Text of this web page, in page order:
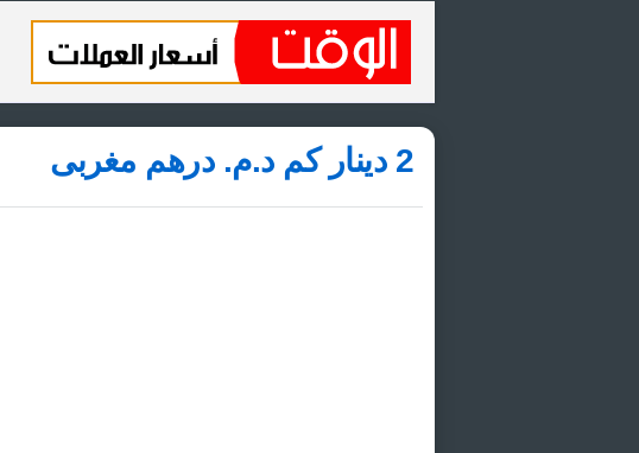
2 دينار كم د.م.‏ درهم مغربى